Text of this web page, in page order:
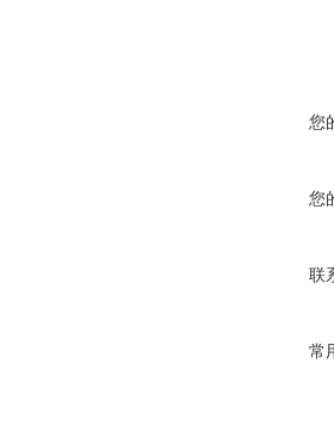
您
您
联
常